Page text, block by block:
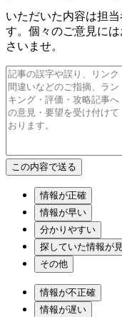
いただいた内容は担
す。個々のご意見に
さいませ。
情報が正確
情報が早い
分かりやすい
探していた情報が
その他
情報が不正確
情報が遅い